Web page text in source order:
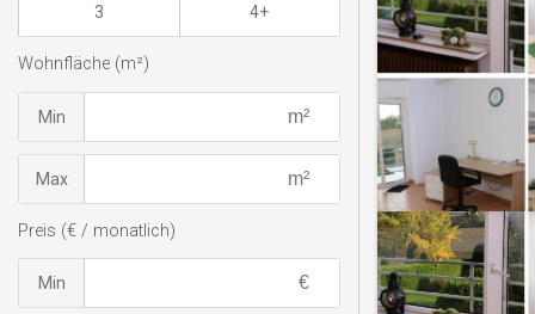
3 4+
Wohnfläche (m²)
Min
Max
Preis (€ / monatlich)
Min